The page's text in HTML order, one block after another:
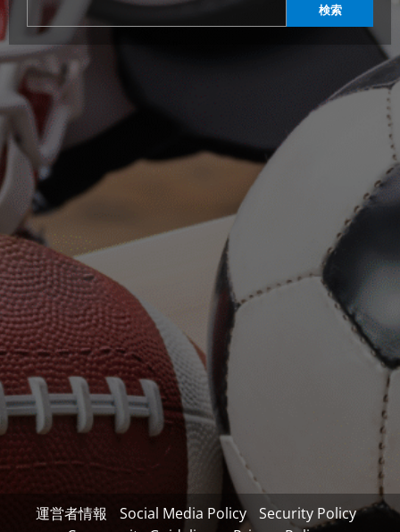
検索
運営者情報 Social Media Policy
Security Policy